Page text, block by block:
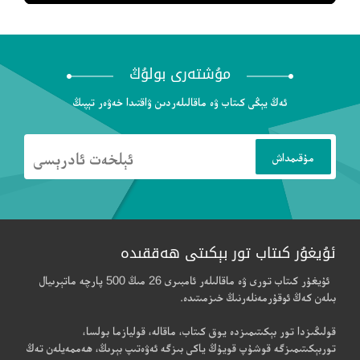
مۇشتەرى بولۇڭ
ئەڭ يېڭى كىتاب ۋە ماقالىلەردىن ۋاقتىدا خەۋەر تېپىڭ
ئۇيغۇر كىتاب تور بېكىتى ھەققىدە
ئۇيغۇر كىتاب تورى ۋە ماقالىلەر ئامبىرى 26 مىڭ 500 پارچە ماتېرىيال
بىلەن كەڭ ئوقۇرمەنلەرنىڭ خىزمىتىدە.
قولىڭىزدا تور بېكىتىمىزدە يوق كىتاب، ماقالە، قوليازما بولسا،
توربېكىتىمىزگە قوشۇپ قويۇڭ ياكى بىزگە ئەۋەتىپ بېرىڭ، ھەممەيلەن تەڭ